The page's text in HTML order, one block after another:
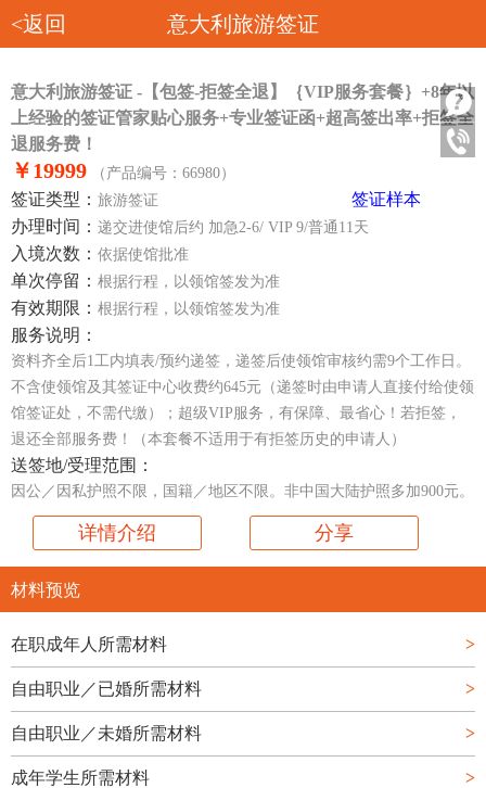
意大利旅游签证
<返回
意大利旅游签证 -【包签-拒签全退】｛VIP服务套餐｝+8年以
上经验的签证管家贴心服务+专业签证函+超高签出率+拒签全
退服务费！
￥19999 （产品编号：66980）
签证类型： 旅游签证
签证样本
办理时间： 递交进使馆后约 加急2-6/ VIP 9/普通11天
入境次数： 依据使馆批准
单次停留： 根据行程，以领馆签发为准
有效期限： 根据行程，以领馆签发为准
服务说明：
资料齐全后1工内填表/预约递签，递签后使领馆审核约需9个工作日。
不含使领馆及其签证中心收费约645元（递签时由申请人直接付给使领
馆签证处，不需代缴）；超级VIP服务，有保障、最省心！若拒签，
退还全部服务费！（本套餐不适用于有拒签历史的申请人）
送签地/受理范围：
因公／因私护照不限，国籍／地区不限。非中国大陆护照多加900元。
详情介绍 分享
材料预览
在职成年人所需材料 >
自由职业／已婚所需材料 >
自由职业／未婚所需材料 >
成年学生所需材料 >